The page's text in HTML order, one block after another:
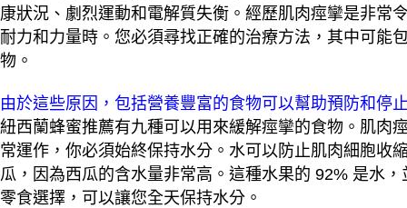
康狀況、劇烈運動和電解質失衡。經歷肌肉痙攣是非常
耐力和力量時。您必須尋找正確的治療方法，其中可能
物。
由於這些原因，包括營養豐富的食物可以幫助預防和停
紐西蘭蜂蜜推薦有九種可以用來緩解痙攣的食物。肌肉
常運作，你必須始終保持水分。水可以防止肌肉細胞收
瓜，因為西瓜的含水量非常高。這種水果的 92% 是水
零食選擇，可以讓您全天保持水分。